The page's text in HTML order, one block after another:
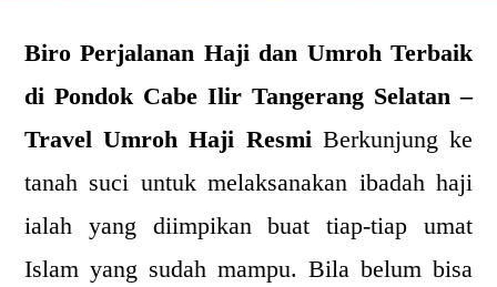
Biro Perjalanan Haji dan Umroh Terbaik
di Pondok Cabe Ilir Tangerang Selatan –
Travel Umroh Haji Resmi Berkunjung ke
tanah suci untuk melaksanakan ibadah haji
ialah yang diimpikan buat tiap-tiap umat
Islam yang sudah mampu. Bila belum bisa